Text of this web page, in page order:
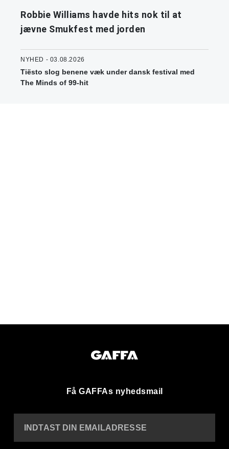
Robbie Williams havde hits nok til at
jævne Smukfest med jorden
NYHED - 03.08.2026
Tiësto slog benene væk under dansk festival med
The Minds of 99-hit
Få GAFFAs nyhedsmail
INDTAST DIN EMAILADRESSE